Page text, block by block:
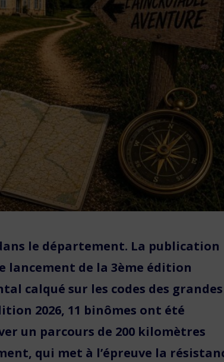
le département. La publication
lancement de la 3ème édition
calqué sur les codes des grandes
2026, 11 binômes ont été
un parcours de 200 kilomètres
qui met à l’épreuve la